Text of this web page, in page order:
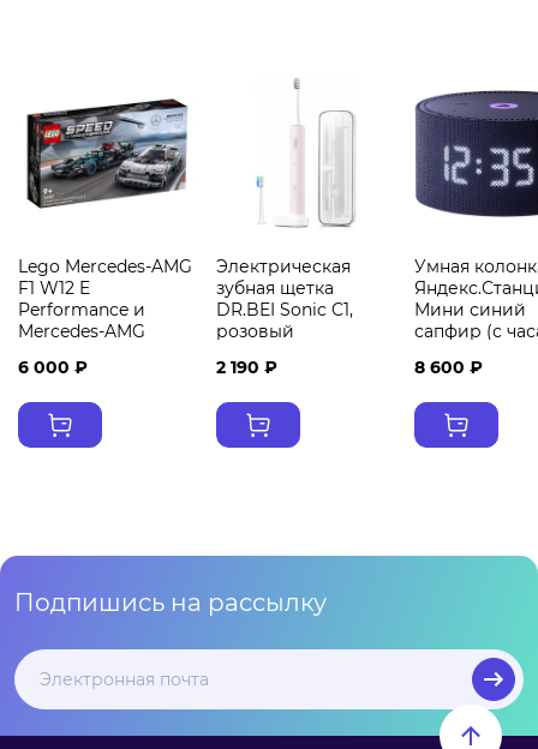
Lego Mercedes-AMG
F1 W12 E
Performance и
Mercedes-AMG
6 000 ₽
Электрическая
зубная щетка
DR.BEI Sonic C1,
розовый
2 190 ₽
Умная
Мини синий
сапфир (с
8 600 ₽
Подпишись на рассылку